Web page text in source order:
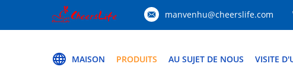
manvenhu@cheerslife.com
MAISON PRODUITS AU SUJET DE NOUS VISITE